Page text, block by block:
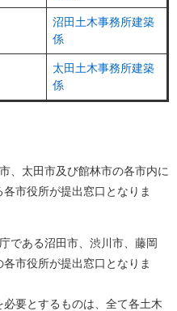
沼田土木事務所建築
係
太田土木事務所建築
係
、太田市及び館林市の各市内に
市役所が提出窓口となりま
である沼田市、渋川市、藤岡
市役所が提出窓口となりま
要とするものは、全て各土木